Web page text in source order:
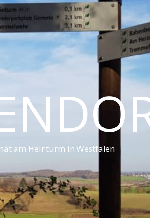
am Heinturm in Westfalen